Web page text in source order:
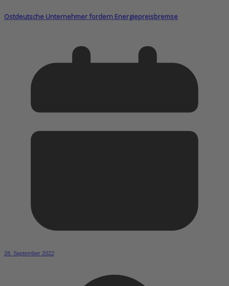
Ostdeutsche Unternehmer fordern Energiepreisbremse
28. September 2022